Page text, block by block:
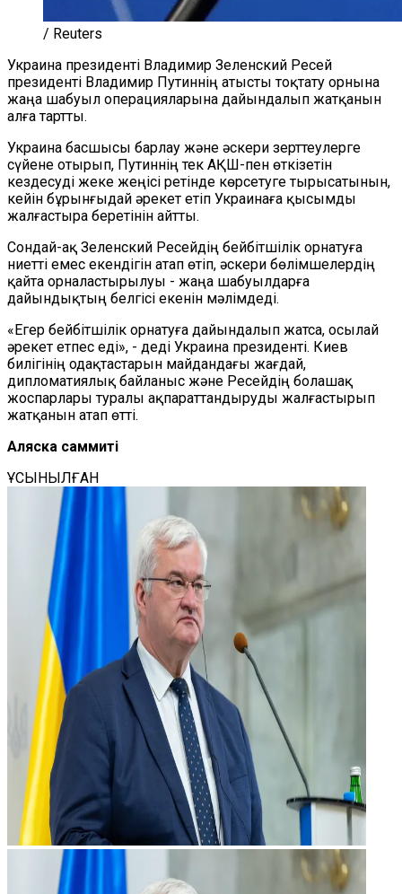
/ Reuters
Украина президенті Владимир Зеленский Ресей
президенті Владимир Путиннің атысты тоқтату орнына
жаңа шабуыл операцияларына дайындалып жатқанын
алға тартты.
Украина басшысы барлау және әскери зерттеулерге
сүйене отырып, Путиннің тек АҚШ-пен өткізетін
кездесуді жеке жеңісі ретінде көрсетуге тырысатынын,
кейін бұрынғыдай әрекет етіп Украинаға қысымды
жалғастыра беретінін айтты.
Сондай-ақ Зеленский Ресейдің бейбітшілік орнатуға
ниетті емес екендігін атап өтіп, әскери бөлімшелердің
қайта орналастырылуы - жаңа шабуылдарға
дайындықтың белгісі екенін мәлімдеді.
«Егер бейбітшілік орнатуға дайындалып жатса, осылай
әрекет етпес еді», - деді Украина президенті. Киев
билігінің одақтастарын майдандағы жағдай,
дипломатиялық байланыс және Ресейдің болашақ
жоспарлары туралы ақпараттандыруды жалғастырып
жатқанын атап өтті.
Аляска саммиті
ҰСЫНЫЛҒАН